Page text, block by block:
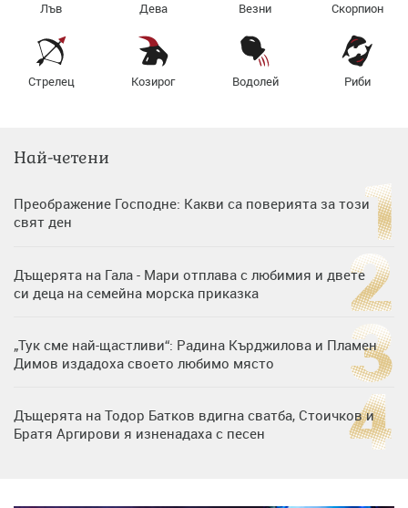
Лъв Дева Везни Скорпион
Стрелец Козирог Водолей Риби
Най-четени
Преображение Господне: Какви са поверията за този
свят ден
Дъщерята на Гала - Мари отплава с любимия и двете
си деца на семейна морска приказка
„Тук сме най-щастливи“: Радина Кърджилова и Пламен
Димов издадоха своето любимо място
Дъщерята на Тодор Батков вдигна сватба, Стоичков и
Братя Аргирови я изненадаха с песен